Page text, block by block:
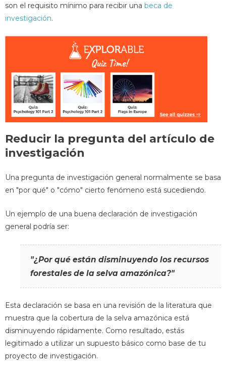
son el requisito mínimo para recibir una beca de
investigación.
Reducir la pregunta del artículo de
investigación
Una pregunta de investigación general normalmente se basa
en "por qué" o "cómo" cierto fenómeno está sucediendo.
Un ejemplo de una buena declaración de investigación
general podría ser:
"¿Por qué están disminuyendo los recursos
forestales de la selva amazónica?"
Esta declaración se basa en una revisión de la literatura que
muestra que la cobertura de la selva amazónica está
disminuyendo rápidamente. Como resultado, estás
legitimado a utilizar un supuesto básico como base de tu
proyecto de investigación.